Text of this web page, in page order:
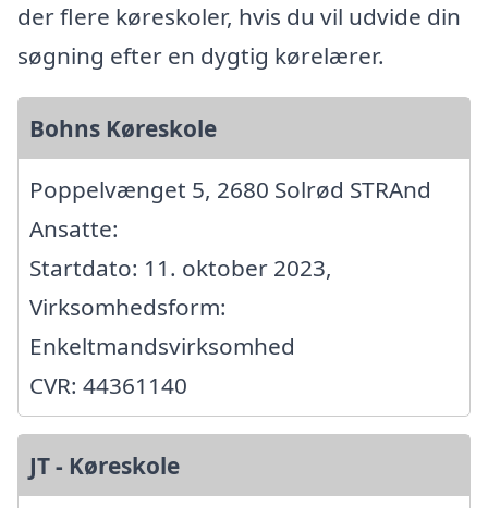
der flere køreskoler, hvis du vil udvide din
søgning efter en dygtig kørelærer.
Bohns Køreskole
Poppelvænget 5, 2680 Solrød STRAnd
Ansatte:
Startdato: 11. oktober 2023,
Virksomhedsform:
Enkeltmandsvirksomhed
CVR: 44361140
JT - Køreskole